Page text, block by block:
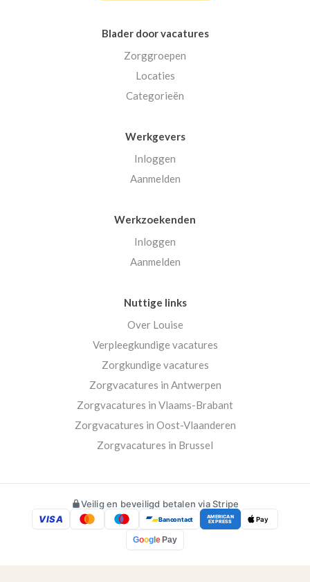
Blader door vacatures
Zorggroepen
Locaties
Categorieën
Werkgevers
Inloggen
Aanmelden
Werkzoekenden
Inloggen
Aanmelden
Nuttige links
Over Louise
Verpleegkundige vacatures
Zorgkundige vacatures
Zorgvacatures in Antwerpen
Zorgvacatures in Vlaams-Brabant
Zorgvacatures in Oost-Vlaanderen
Zorgvacatures in Brussel
Veilig en beveiligd betalen via Stripe
VISA
Bancontact AMERICAN
EXPRESS Pay
Googl e Pay